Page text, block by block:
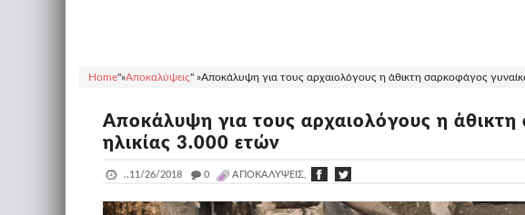
Home"»Αποκαλύψεις" »Αποκάλυψη για τους αρχαιολόγους η άθικτη σαρκοφάγος
Αποκάλυψη για τους αρχαιολόγους η
ηλικίας 3.000 ετών
..11/26/2018 _ 0 ΑΠΟΚΑΛΎΨΕΙΣ,